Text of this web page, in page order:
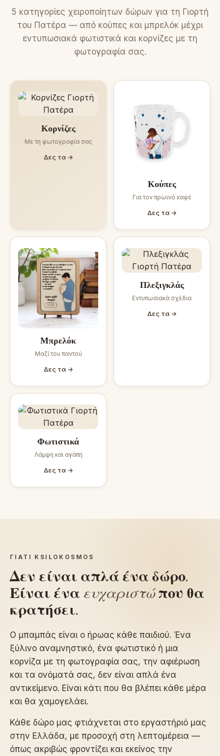
5 κατηγορίες χειροποίητων δώρων για τη Γιορτή
του Πατέρα — από κούπες και μπρελόκ μέχρι
εντυπωσιακά φωτιστικά και κορνίζες με τη
φωτογραφία σας.
Κορνίζες
Με τη φωτογραφία σας
Δες τα →
Κούπες
Για τον πρωινό καφέ
Δες τα →
Μπρελόκ
Μαζί του παντού
Δες τα →
Πλεξιγκλάς
Εντυπωσιακά σχέδια
Δες τα →
Φωτιστικά
Λάμψη και αγάπη
Δες τα →
ΓΙΑΤΊ KSILOKOSMOS
Δεν είναι απλά ένα δώρο.
Είναι ένα ευχαριστώπου θα
κρατήσει.
Ο μπαμπάς είναι ο ήρωας κάθε παιδιού. Ένα
ξύλινο αναμνηστικό, ένα φωτιστικό ή μια
κορνίζα με τη φωτογραφία σας, την αφιέρωση
και τα ονόματά σας, δεν είναι απλά ένα
αντικείμενο. Είναι κάτι που θα βλέπει κάθε μέρα
και θα χαμογελάει.
Κάθε δώρο μας φτιάχνεται στο εργαστήριό μας
στην Ελλάδα, με προσοχή στη λεπτομέρεια —
όπως ακριβώς φροντίζει και εκείνος την